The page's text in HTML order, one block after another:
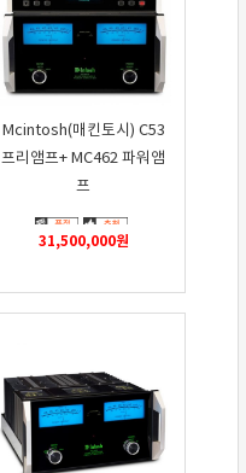
Mcintosh(매킨토시) C53
프리앰프+ MC462 파워앰
프
31,500,000원